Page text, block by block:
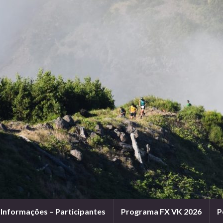
Informações – Participantes Programa FX VK 2026